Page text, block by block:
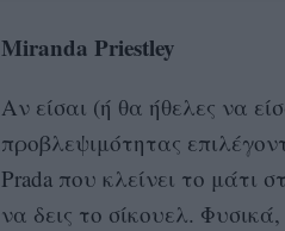
Miranda Priestley
Αν είσαι (ή θα ήθελες να
προβλεψιμότητας
Prada που κλείνει το μάτι
να δεις το σίκουελ.